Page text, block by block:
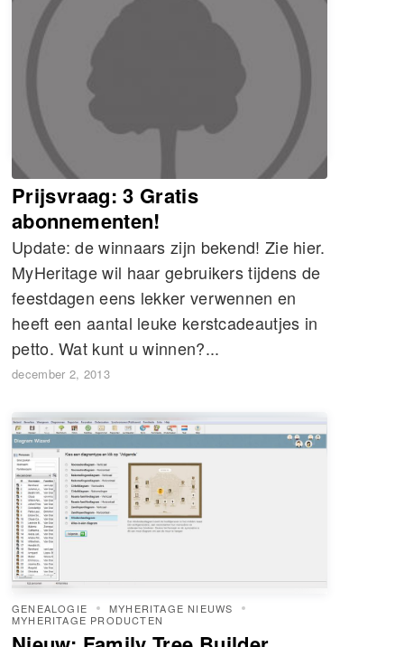
FAMILIEGESCHIEDENIS
Prijsvraag: 3 Gratis
abonnementen!
Update: de winnaars zijn bekend! Zie hier.
MyHeritage wil haar gebruikers tijdens de
feestdagen eens lekker verwennen en
heeft een aantal leuke kerstcadeautjes in
petto. Wat kunt u winnen?...
december 2, 2013
GENEALOGIE
MYHERITAGE NIEUWS
MYHERITAGE PRODUCTEN